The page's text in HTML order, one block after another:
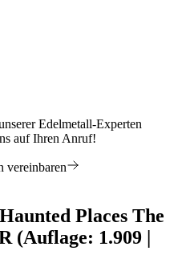
Edelmetall-Experten
auf Ihren Anruf!
vereinbaren
Places The
(Auflage: 1.909 |